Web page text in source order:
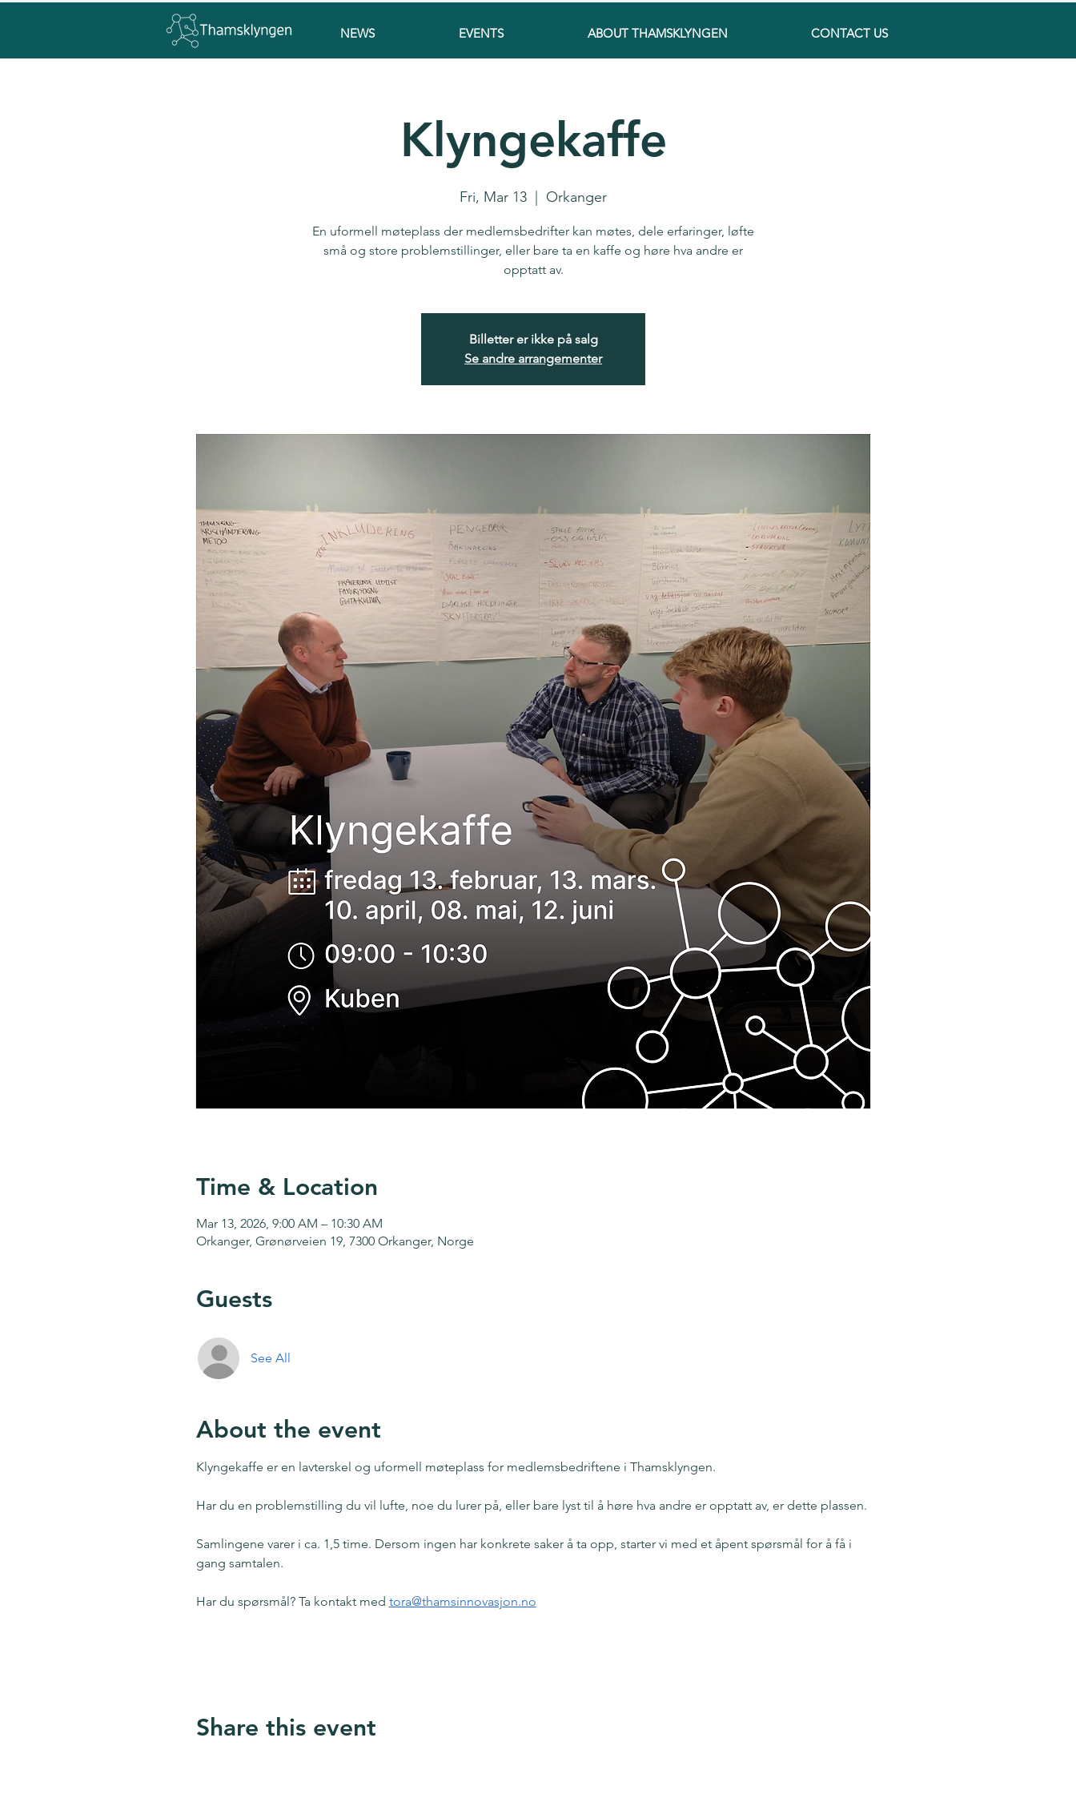
NEWS EVENTS ABOUT THAMSKLYNGEN CONTACT US
Klyngekaffe
Fri, Mar 13 Orkanger
En uformell møteplass der medlemsbedrifter kan møtes, dele erfaringer, løfte
små og store problemstillinger, eller bare ta en kaffe og høre hva andre er
opptatt av.
Billetter er ikke på salg
Se andre arrangementer
Time & Location
Mar 13, 2026, 9:00 AM – 10:30 AM
Orkanger, Grønørveien 19, 7300 Orkanger, Norge
Guests
See All
About the event
Klyngekaffe er en lavterskel og uformell møteplass for medlemsbedriftene i Thamsklyngen.
Har du en problemstilling du vil lufte, noe du lurer på, eller bare lyst til å høre hva andre er opptatt av, er dette plassen.
Samlingene varer i ca. 1,5 time. Dersom ingen har konkrete saker å ta opp, starter vi med et åpent spørsmål for å få i
gang samtalen.
Har du spørsmål? Ta kontakt med tora@thamsinnovasjon.no
Share this event